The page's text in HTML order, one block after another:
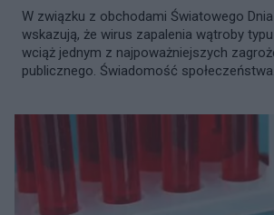
W związku z obchodami Światowego
wskazują, że wirus zapalenia wątroby
wciąż jednym z najpoważniejszych
publicznego. Świadomość